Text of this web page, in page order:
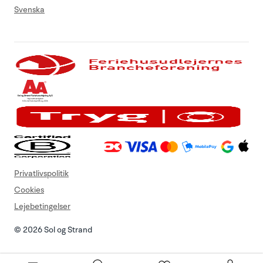
Svenska
© 2026 Sol og Strand
Privatlivspolitik
Cookies
Lejebetingelser